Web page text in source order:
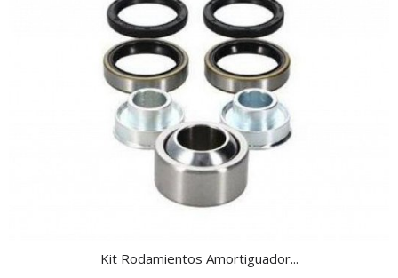
Kit Rodamientos Amortiguador...